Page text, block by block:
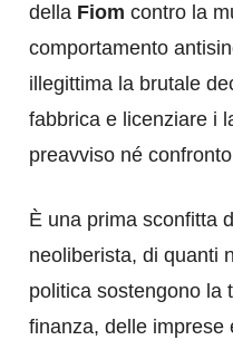
della Fiom contro la
comportamento
illegittima la brutale
fabbrica e licenziare i
preavviso né
È una prima sconfitta
neoliberista, di quanti
politica sostengono la
finanza, delle imprese